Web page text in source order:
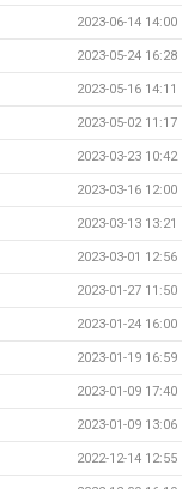
2023-06-14 14:00
2023-05-24 16:28
2023-05-16 14:11
2023-05-02 11:17
2023-03-23 10:42
2023-03-16 12:00
2023-03-13 13:21
2023-03-01 12:56
2023-01-27 11:50
2023-01-24 16:00
2023-01-19 16:59
2023-01-09 17:40
2023-01-09 13:06
2022-12-14 12:55